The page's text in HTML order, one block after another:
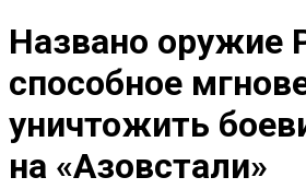
Названо оружие
способное
уничтожить
на «Азовстали»